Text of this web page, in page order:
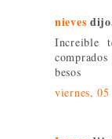
nieves
Increible
comprados
besos
viernes,